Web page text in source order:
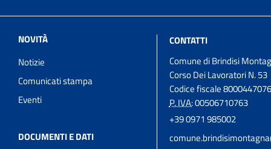
NOVITÀ
Notizie
Comunicati stampa
Eventi
DOCUMENTI E DATI
CONTATTI
Comune di Brindisi
Corso Dei Lavoratori N. 53
Codice fiscale
P. IVA:00506710763
+39 0971 985002